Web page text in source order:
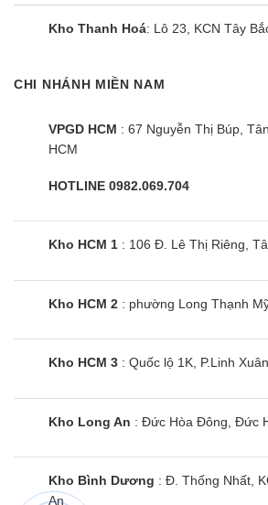
Kho Thanh Hoá: Lô 23, KCN Tây
CHI NHÁNH MIỀN NAM
VPGD HCM : 67 Nguyễn Thị Búp,
HCM
HOTLINE 0982.069.704
Kho HCM 1 : 106 Đ. Lê Thị Riêng,
Kho HCM 2 : phường Long Thạnh
Kho HCM 3 : Quốc lộ 1K, P.Linh
Kho Long An : Đức Hòa Đông, Đức
Kho Bình Dương : Đ. Thống Nhất,
An